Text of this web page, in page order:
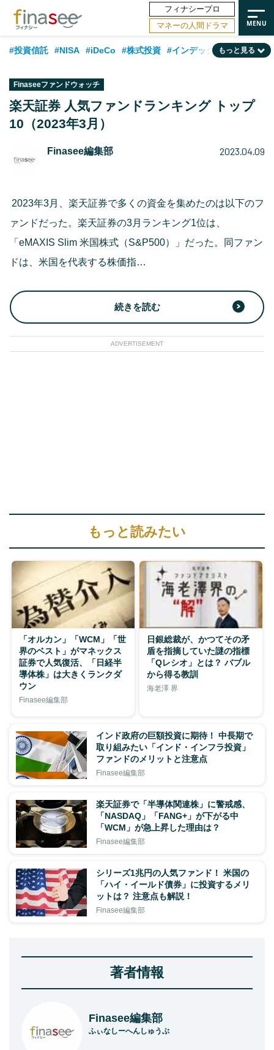
フィナシープロ
マネーの人間ドラマ
#投資信託 #NISA #iDeCo #株式投資 #インデックスファンド
#ランキング #日本株 #トレンド
#フィナンシャル・ウェルビーイング
#データ・調査 #金融用語解説
もっと見る
Finaseeファンドウォッチ
楽天証券 人気ファンドランキング トップ
10（2023年3月）
Finasee編集部 2023.04.09
2023年3月、楽天証券で多くの資金を集めたのは以下のフ
ァンドだった。楽天証券の3月ランキング1位は、
「eMAXIS Slim 米国株式（S&P500）」だった。同ファン
ドは、米国を代表する株価指…
続きを読む
ADVERTISEMENT
もっと読みたい
「オルカン」「WCM」「世
界のベスト」がマネックス
証券で人気復活、「日経半
導体株」は大きくランクダ
ウン
Finasee編集部
日銀総裁が、かつてその矛
盾を指摘していた謎の指標
「Qレシオ」とは？ バブル
から得る教訓
海老澤 界
インド政府の巨額投資に期待！ 中長期で
取り組みたい「インド・インフラ投資」
ファンドのメリットと注意点
Finasee編集部
楽天証券で「半導体関連株」に警戒感、
「NASDAQ」「FANG+」が下がる中
「WCM」が急上昇した理由は？
Finasee編集部
シリーズ1兆円の人気ファンド！ 米国の
「ハイ・イールド債券」に投資するメリ
ットは？ 注意点も解説！
Finasee編集部
著者情報
Finasee編集部
ふぃなしーへんしゅうぶ